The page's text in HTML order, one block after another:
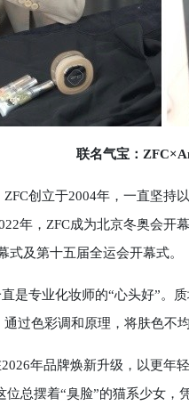
联名气宝：
创立于2004年，一直坚持
年，ZFC成为北京冬奥会开
式及第十五届全运会开幕式。
专业化妆师的“心头好”。质
过色彩调和原理，将肤色不
年品牌焕新升级，以更年
总摆着“臭脸”的猫系少女，